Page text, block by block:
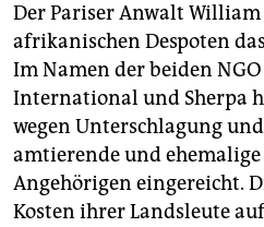
abo
genossenschaft
epaper login
Der Pariser Anwalt
afrikanischen Despoten
Im Namen der beiden
International und Sherpa
wegen Unterschlagung
amtierende und ehemalige
Angehörigen eingereicht.
Kosten ihrer Landsleute